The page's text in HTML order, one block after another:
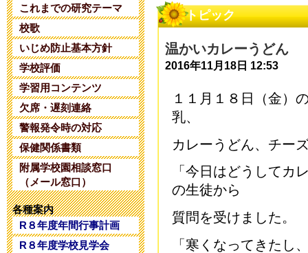
これまでの研究テーマ
校歌
いじめ防止基本方針
学校評価
学習用コンテンツ
欠席・遅刻連絡
警報発令時の対応
保健関係書類
附属学校園相談窓口
（メール窓口）
各種案内
R８年度年間行事計画
R８年度学校見学会
夏期コンサル
2025年6月14日
2025年5月28日
令和８年度
2025年5月 1日
令和８年度コ
2025年4月26日
トピック
温かいカレーうどん
2016年11月18日 12:53
１１月１８日（金）
乳、
カレーうどん、チー
「今日はどうしてカ
の生徒から
質問を受けました。
「寒くなってきたし